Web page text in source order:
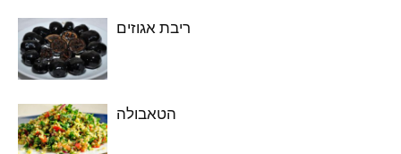
ריבת אגוזים
הטאבולה